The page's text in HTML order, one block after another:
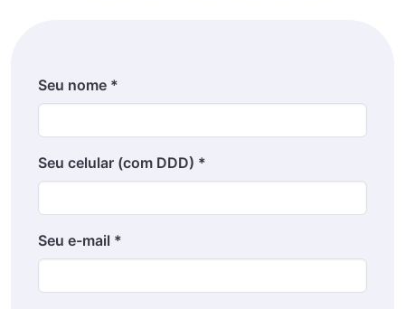
Seu nome *
Seu celular (com DDD) *
Seu e-mail *